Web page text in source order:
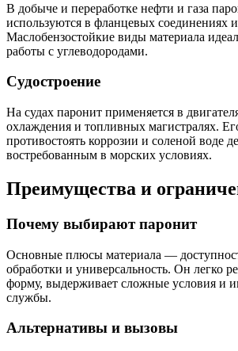
В добыче и переработке нефти и газа
используются в фланцевых соединениях
Маслобензостойкие виды материала
работы с углеводородами.
Судостроение
На судах паронит применяется в
охлаждения и топливных магистралях.
противостоять коррозии и соленой воде
востребованным в морских условиях.
Преимущества и
Почему выбирают паронит
Основные плюсы материала —
обработки и универсальность. Он легко
форму, выдерживает сложные условия и
службы.
Альтернативы и вызовы